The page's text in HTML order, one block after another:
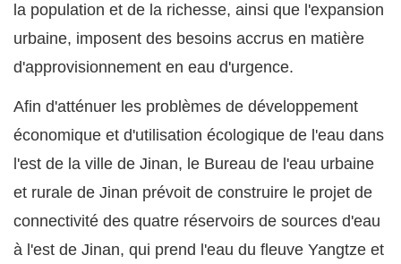
la population et de la richesse, ainsi que l'expansion
urbaine, imposent des besoins accrus en matière
d'approvisionnement en eau d'urgence.
Afin d'atténuer les problèmes de développement
économique et d'utilisation écologique de l'eau dans
l'est de la ville de Jinan, le Bureau de l'eau urbaine
et rurale de Jinan prévoit de construire le projet de
connectivité des quatre réservoirs de sources d'eau
à l'est de Jinan, qui prend l'eau du fleuve Yangtze et